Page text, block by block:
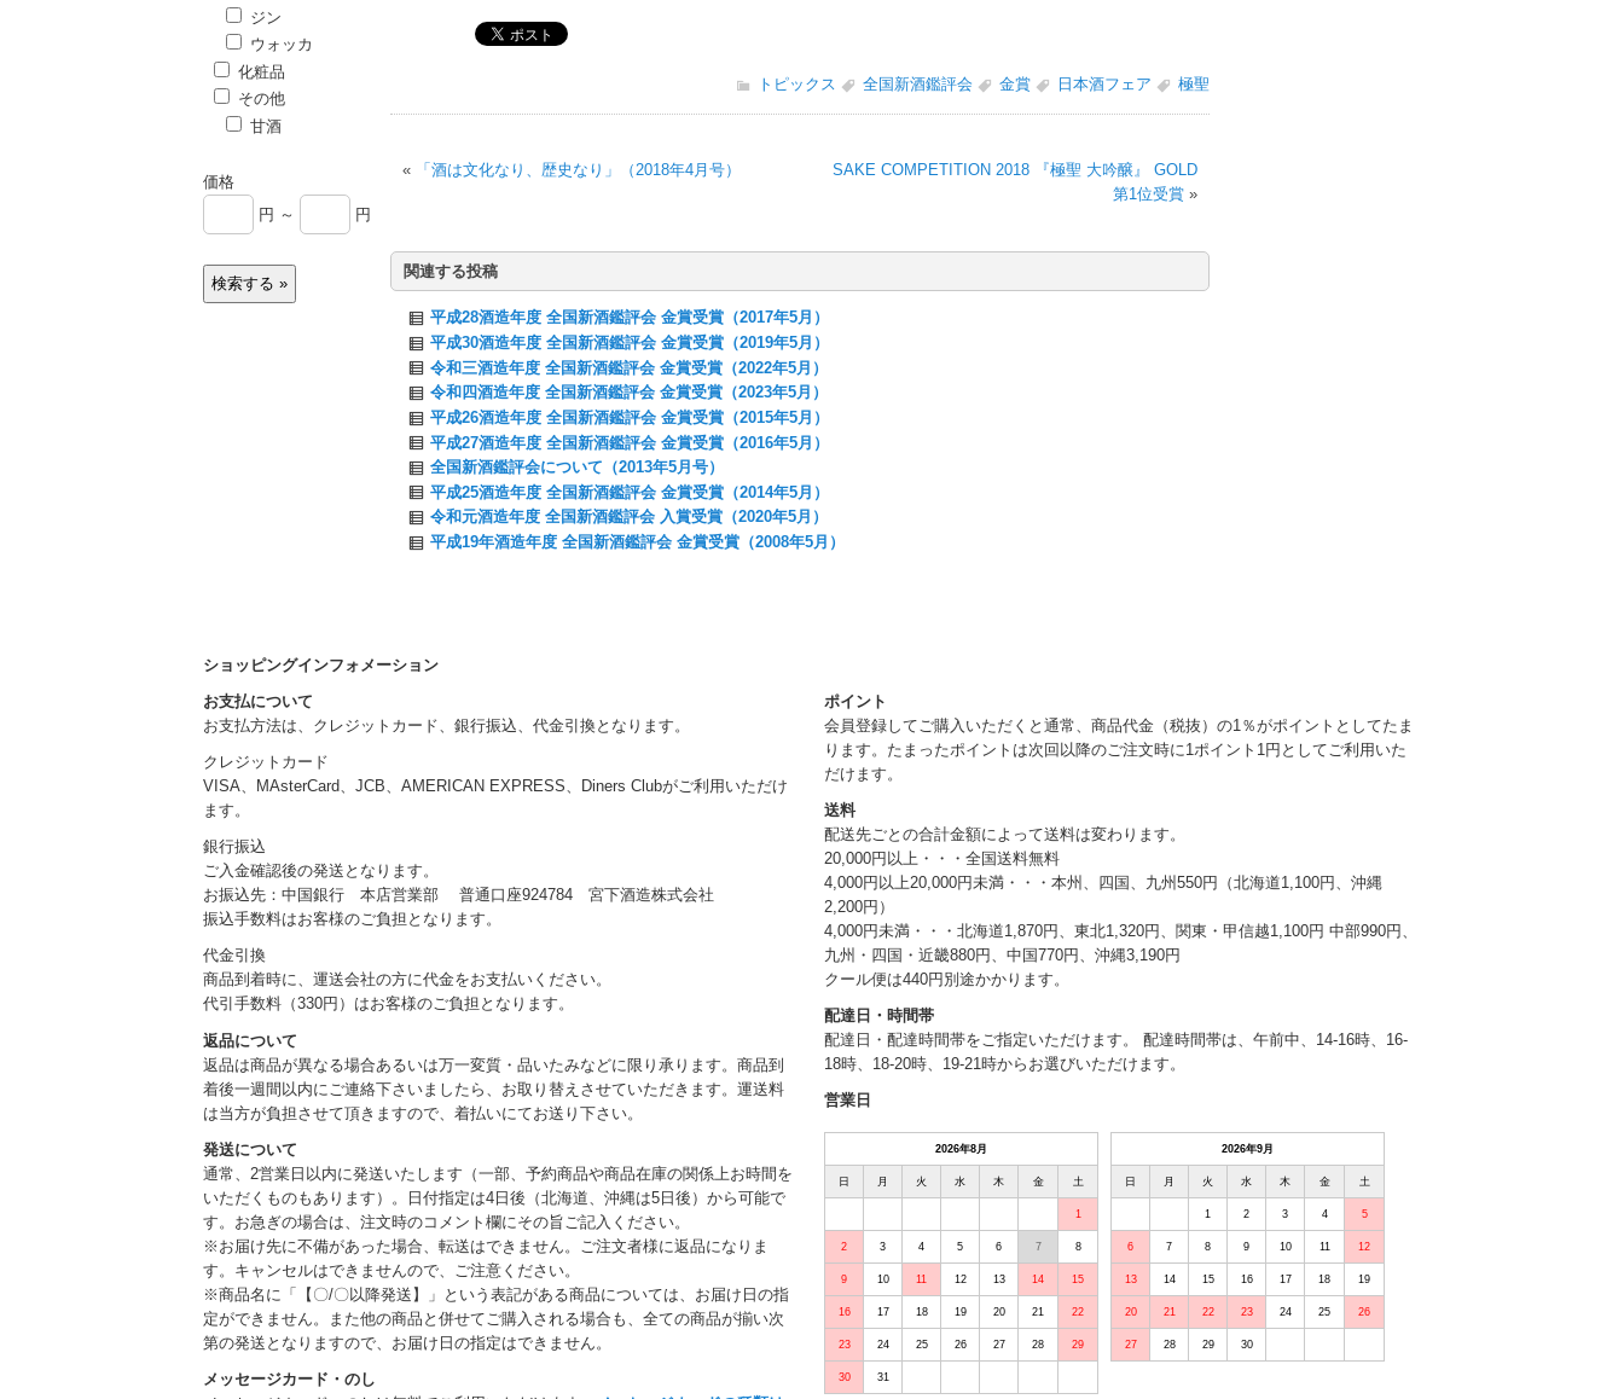
トピックス 全国新酒鑑評会 金賞 日本酒フェア 極聖
« 「酒は文化なり、歴史なり」（2018年4月号）
SAKE COMPETITION 2018 『極聖 大吟醸』 GOLD
第1位受賞 »
関連する投稿
平成28酒造年度 全国新酒鑑評会 金賞受賞（2017年5月）
平成30酒造年度 全国新酒鑑評会 金賞受賞（2019年5月）
令和三酒造年度 全国新酒鑑評会 金賞受賞（2022年5月）
令和四酒造年度 全国新酒鑑評会 金賞受賞（2023年5月）
平成26酒造年度 全国新酒鑑評会 金賞受賞（2015年5月）
平成27酒造年度 全国新酒鑑評会 金賞受賞（2016年5月）
全国新酒鑑評会について（2013年5月号）
平成25酒造年度 全国新酒鑑評会 金賞受賞（2014年5月）
令和元酒造年度 全国新酒鑑評会 入賞受賞（2020年5月）
平成19年酒造年度 全国新酒鑑評会 金賞受賞（2008年5月）
ジン
ウォッカ
化粧品
その他
甘酒
価格
円 ～
円
ショッピングインフォメーション
お支払について
お支払方法は、クレジットカード、銀行振込、代金引換となります。
クレジットカード
VISA、MAsterCard、JCB、AMERICAN EXPRESS、Diners Clubがご利用いただけ
ます。
銀行振込
ご入金確認後の発送となります。
お振込先：中国銀行 本店営業部 普通口座924784 宮下酒造株式会社
振込手数料はお客様のご負担となります。
代金引換
商品到着時に、運送会社の方に代金をお支払いください。
代引手数料（330円）はお客様のご負担となります。
返品について
返品は商品が異なる場合あるいは万一変質・品いたみなどに限り承ります。商品到
着後一週間以内にご連絡下さいましたら、お取り替えさせていただきます。運送料
は当方が負担させて頂きますので、着払いにてお送り下さい。
発送について
通常、2営業日以内に発送いたします（一部、予約商品や商品在庫の関係上お時間を
いただくものもあります）。日付指定は4日後（北海道、沖縄は5日後）から可能で
す。お急ぎの場合は、注文時のコメント欄にその旨ご記入ください。
※お届け先に不備があった場合、転送はできません。ご注文者様に返品になりま
す。キャンセルはできませんので、ご注意ください。
※商品名に「【〇/〇以降発送】」という表記がある商品については、お届け日の指
定ができません。また他の商品と併せてご購入される場合も、全ての商品が揃い次
第の発送となりますので、お届け日の指定はできません。
メッセージカード・のし
ポイント
会員登録してご購入いただくと通常、商品代金（税抜）の1％がポイントとしてたま
ります。たまったポイントは次回以降のご注文時に1ポイント1円としてご利用いた
だけます。
送料
配送先ごとの合計金額によって送料は変わります。
20,000円以上・・・全国送料無料
4,000円以上20,000円未満・・・本州、四国、九州550円（北海道1,100円、沖縄
2,200円）
4,000円未満・・・北海道1,870円、東北1,320円、関東・甲信越1,100円 中部990円、
九州・四国・近畿880円、中国770円、沖縄3,190円
クール便は440円別途かかります。
配達日・時間帯
配達日・配達時間帯をご指定いただけます。 配達時間帯は、午前中、14-16時、16-
18時、18-20時、19-21時からお選びいただけます。
営業日
2026年8月
日 月 火 水 木 金 土
1
2 3 4 5 6 7 8
9 10 11 12 13 14 15
16 17 18 19 20 21 22
23 24 25 26 27 28 29
30 31
2026年9月
日 月 火 水 木 金 土
1 2 3 4 5
6 7 8 9 10 11 12
13 14 15 16 17 18 19
20 21 22 23 24 25 26
27 28 29 30